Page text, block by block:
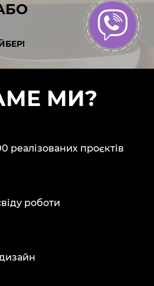
МИ?
реалізованих проєктів
роботи